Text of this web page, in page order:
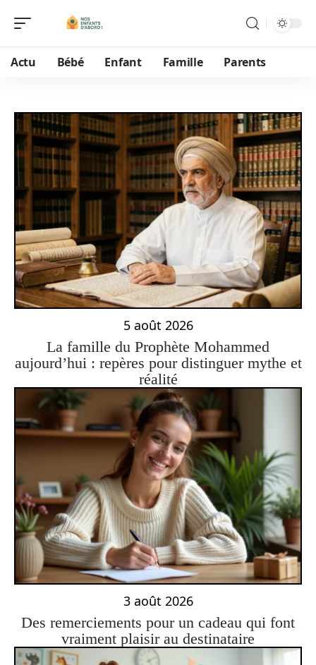
Actu Bébé Enfant Famille Parents
5 août 2026
La famille du Prophète Mohammed
aujourd’hui : repères pour distinguer mythe et
réalité
3 août 2026
Des remerciements pour un cadeau qui font
vraiment plaisir au destinataire